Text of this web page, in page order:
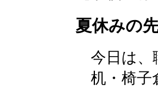
夏休みの
今日は、
机・椅子